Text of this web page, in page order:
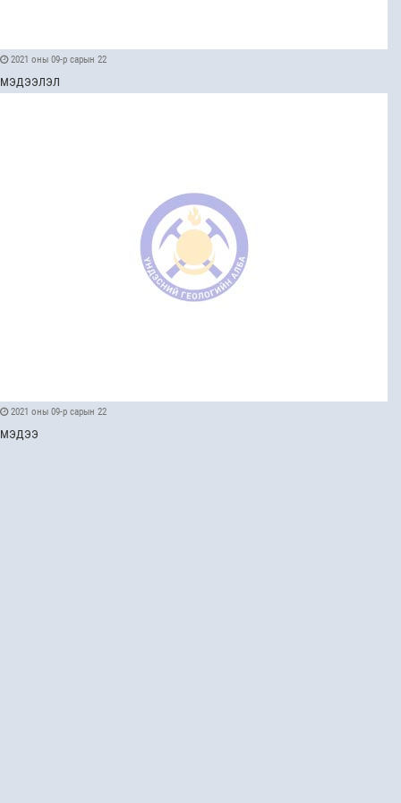
2021 оны 09-р сарын 22
МЭДЭЭЛЭЛ
2021 оны 09-р сарын 22
МЭДЭЭ